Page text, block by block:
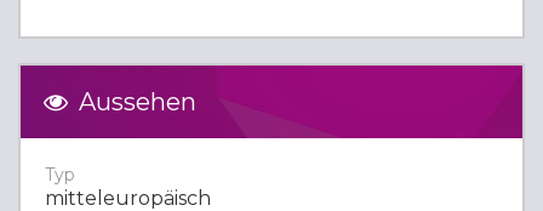
Aussehen
Typ
mitteleuropäisch